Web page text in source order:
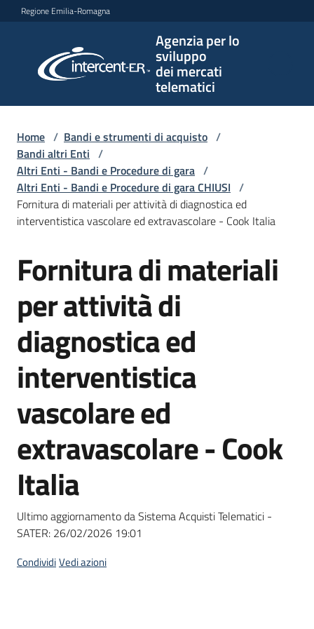
Vai al contenuto
Vai alla navigazione
Vai al footer
Regione Emilia-Romagna
Agenzia per lo
sviluppo
dei mercati
telematici
per lo
sviluppo
telematici
L'Agenzia
Bandi
e
di
acquisto
Supporto
Piattaforme
telematiche
English
Home / Bandi e strumenti di acquisto /
Bandi altri Enti /
Altri Enti - Bandi e Procedure di gara /
Altri Enti - Bandi e Procedure di gara CHIUSI /
Fornitura di materiali per attività di diagnostica ed
interventistica vascolare ed extravascolare - Cook Italia
Salta al contenuto
Fornitura di materiali
per attività di
diagnostica ed
interventistica
vascolare ed
extravascolare - Cook
Italia
Ultimo aggiornamento da Sistema Acquisti Telematici -
SATER: 26/02/2026 19:01
CondividiVedi azioni